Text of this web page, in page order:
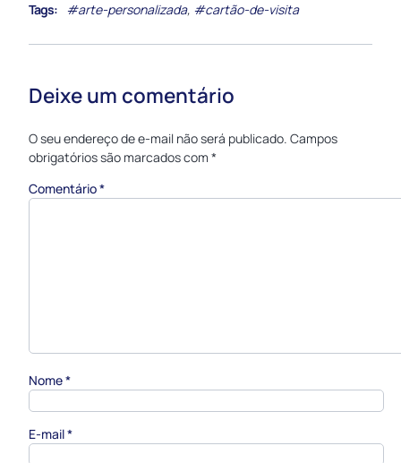
Tags: #arte-personalizada, #cartão-de-visita
Deixe um comentário
O seu endereço de e-mail não será publicado. Campos
obrigatórios são marcados com *
Comentário*
Nome*
E-mail*